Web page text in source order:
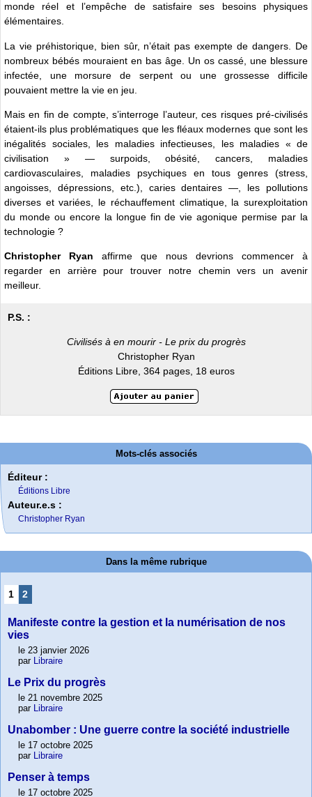
monde réel et l’empêche de satisfaire ses besoins physiques
élémentaires.
La vie préhistorique, bien sûr, n’était pas exempte de dangers. De
nombreux bébés mouraient en bas âge. Un os cassé, une blessure
infectée, une morsure de serpent ou une grossesse difficile
pouvaient mettre la vie en jeu.
Mais en fin de compte, s’interroge l’auteur, ces risques pré-civilisés
étaient-ils plus problématiques que les fléaux modernes que sont les
inégalités sociales, les maladies infectieuses, les maladies « de
civilisation » — surpoids, obésité, cancers, maladies
cardiovasculaires, maladies psychiques en tous genres (stress,
angoisses, dépressions, etc.), caries dentaires —, les pollutions
diverses et variées, le réchauffement climatique, la surexploitation
du monde ou encore la longue fin de vie agonique permise par la
technologie ?
Christopher Ryan affirme que nous devrions commencer à
regarder en arrière pour trouver notre chemin vers un avenir
meilleur.
P.S. :
Civilisés à en mourir - Le prix du progrès
Christopher Ryan
Éditions Libre, 364 pages, 18 euros
Mots-clés associés
Éditeur :
Éditions Libre
Auteur.e.s :
Christopher Ryan
Dans la même rubrique
1 2
Manifeste contre la gestion et la numérisation de nos
vies
le 23 janvier 2026
par
Libraire
Le Prix du progrès
le 21 novembre 2025
par
Libraire
Unabomber : Une guerre contre la société industrielle
le 17 octobre 2025
par
Libraire
Penser à temps
le 17 octobre 2025